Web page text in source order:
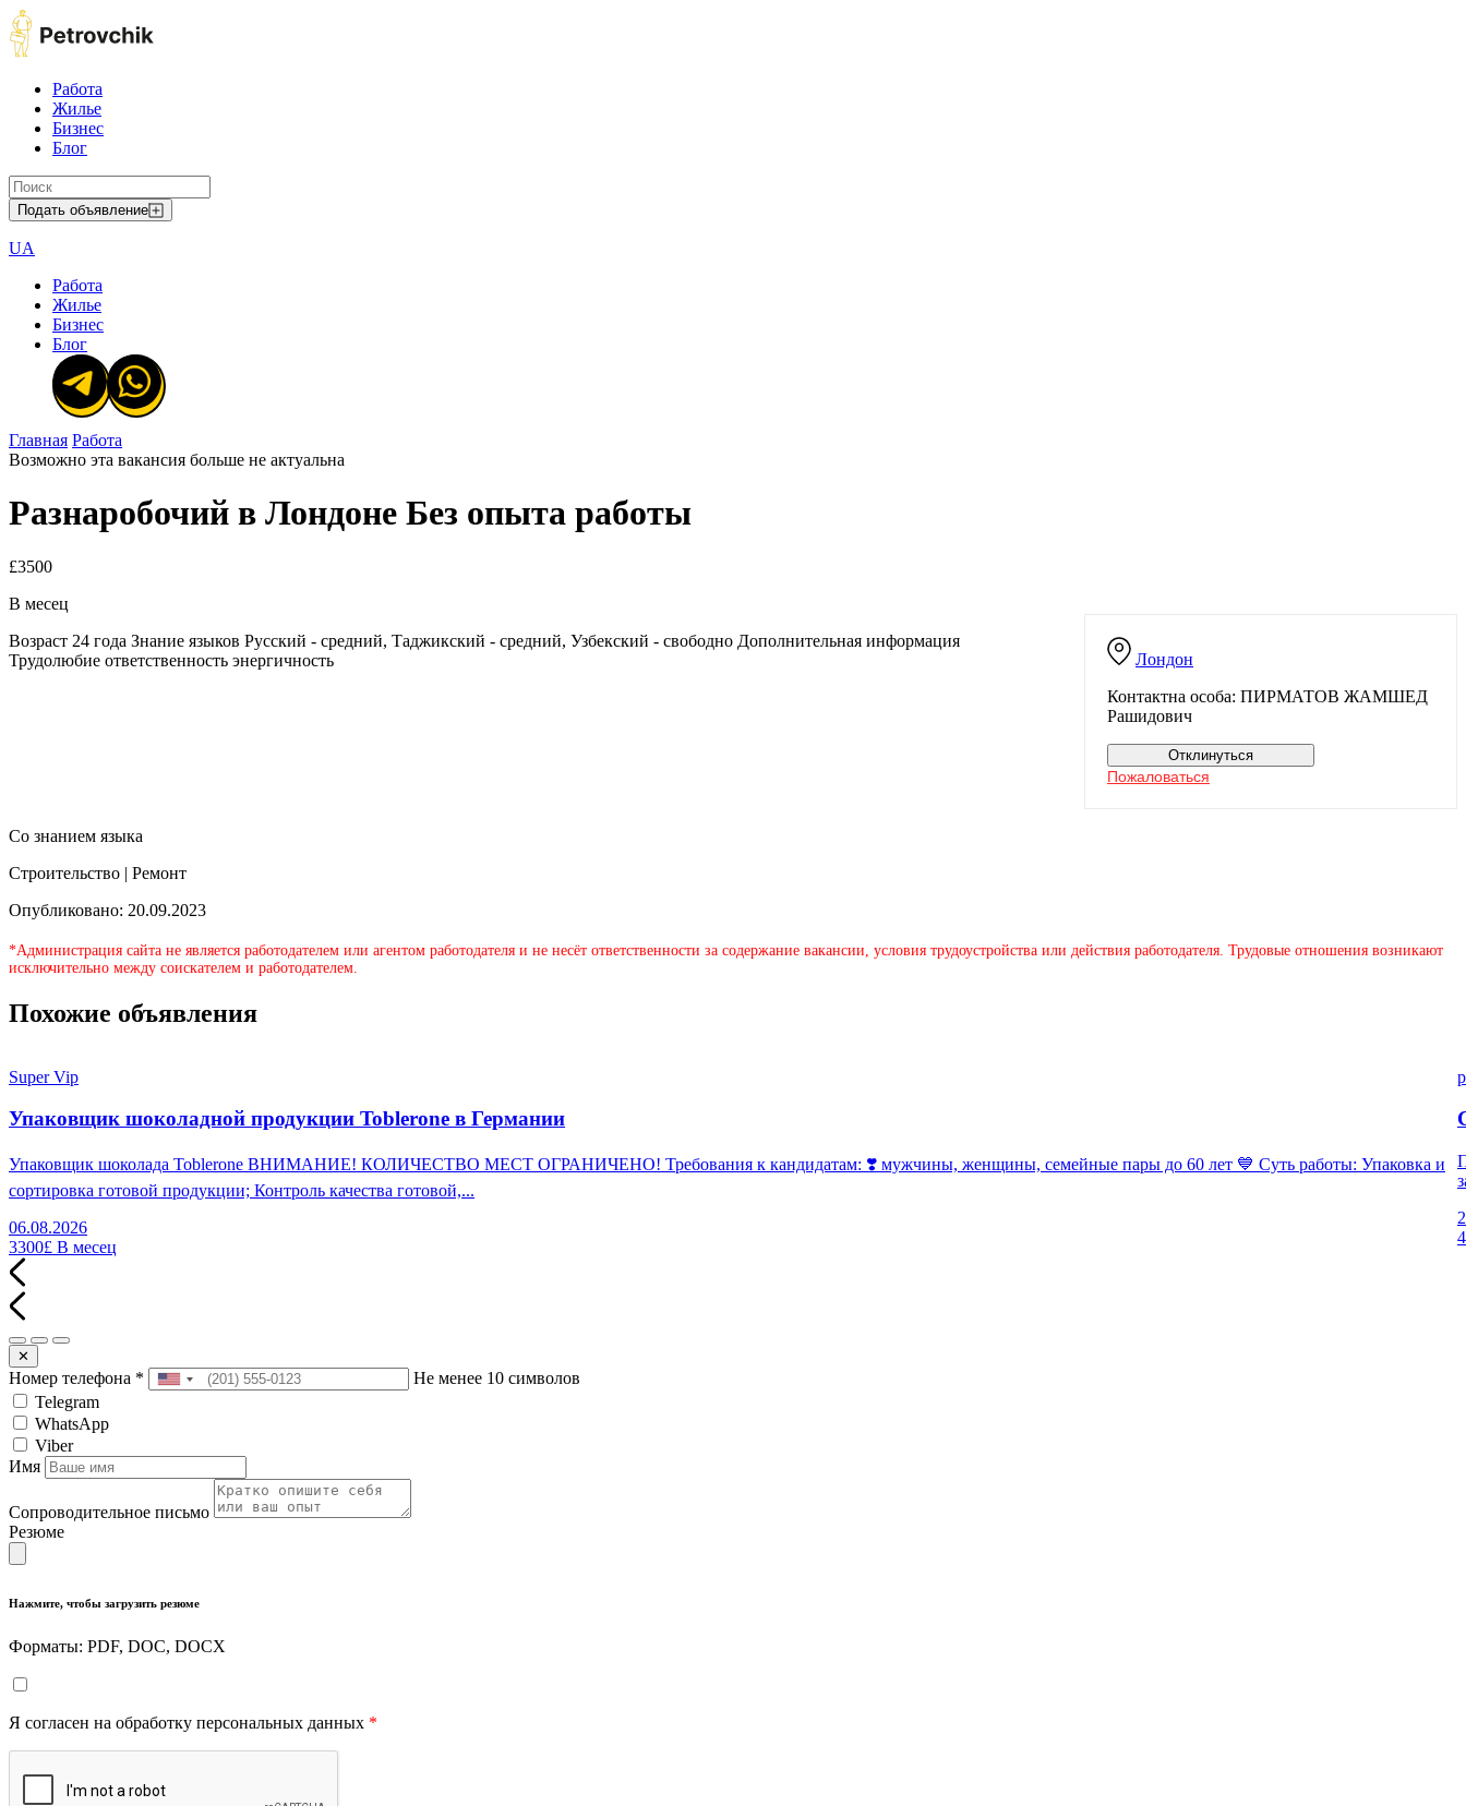
Работа
Жилье
Бизнес
Блог
Подать объявление
UA
Работа
Жилье
Бизнес
Блог
Главная Работа
Возможно эта вакансия больше не актуальна
Разнаробочий в Лондоне Без опыта работы
£3500
В месец
Лондон
Контактна особа: ПИРМАТОВ ЖАМШЕД
Рашидович
Отклинуться
Пожаловаться
Возраст 24 года Знание языков Русский - средний, Таджикский - средний, Узбекский - свободно Дополнительная информация
Трудолюбие ответственность энергичность
Со знанием языка
Строительство | Ремонт
Опубликовано: 20.09.2023
*Администрация сайта не является работодателем или агентом работодателя и не несёт ответственности за содержание вакансии, условия трудоустройства или действия работодателя. Трудовые отношения возникают
исключительно между соискателем и работодателем.
Похожие объявления
Super Vip
Упаковщик шоколадной продукции Toblerone в Германии
Упаковщик шоколада Toblerone ВНИМАНИЕ! КОЛИЧЕСТВО МЕСТ ОГРАНИЧЕНО! Требования к кандидатам: ❣️ мужчины, женщины, семейные пары до 60 лет 💙 Суть работы: Упаковка и
сортировка готовой продукции; Контроль качества готовой,...
06.08.2026
3300£ В месец
✕
Номер телефона *
Не менее 10 символов
Telegram
WhatsApp
Viber
Имя
Сопроводительное письмо
Резюме
Нажмите, чтобы загрузить резюме
Форматы: PDF, DOC, DOCX
Я согласен на обработку персональных данных *